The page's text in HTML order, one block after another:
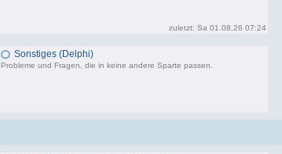
zuletzt: Sa 01.08.26 07:24
40.485 Beiträge, zuletzt: Sa 01.08.26 07:24
Sonstiges (Delphi)
Probleme und Fragen, die in keine andere Sparte passen.